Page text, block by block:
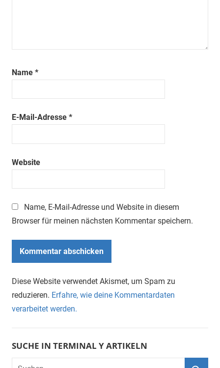
Name *
E-Mail-Adresse *
Website
Name, E-Mail-Adresse und Website in diesem
Browser für meinen nächsten Kommentar speichern.
Diese Website verwendet Akismet, um Spam zu
reduzieren. Erfahre, wie deine Kommentardaten
verarbeitet werden.
SUCHE IN TERMINAL Y ARTIKELN
Suchen